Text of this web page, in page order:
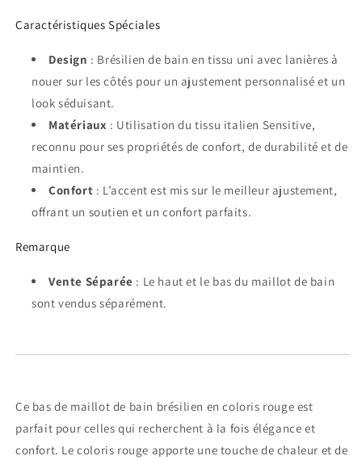
Caractéristiques Spéciales
Design : Brésilien de bain en tissu uni avec lanières à
nouer sur les côtés pour un ajustement personnalisé et un
look séduisant.
Matériaux : Utilisation du tissu italien Sensitive,
reconnu pour ses propriétés de confort, de durabilité et de
maintien.
Confort : L’accent est mis sur le meilleur ajustement,
offrant un soutien et un confort parfaits.
Remarque
Vente Séparée : Le haut et le bas du maillot de bain
sont vendus séparément.
Ce bas de maillot de bain brésilien en coloris rouge est
parfait pour celles qui recherchent à la fois élégance et
confort. Le coloris rouge apporte une touche de chaleur et de